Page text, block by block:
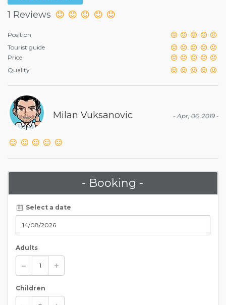
1 Reviews
Position
Tourist guide
Price
Quality
- Apr, 06, 2019 -
Milan Vuksanovic
- Booking -
Select a date
Adults
Children